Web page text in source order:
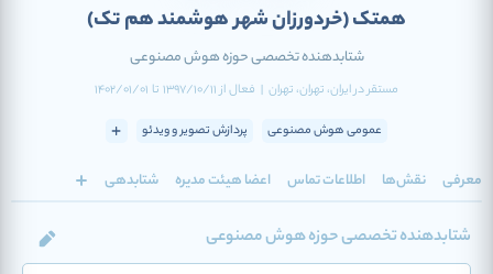
همتک(خردورزان شهر هوشمند هم تک)
شتابدهنده تخصصی حوزه هوش مصنوعی
مستقر درایران، تهران، تهران | فعالاز 1397/10/11 تا 1402/01/01
عمومی هوش مصنوعی پردازش تصویر و ویدئو
معرفی نقش‌ها اطلاعات تماس اعضا هیئت مدیره شتابدهی
شتابدهنده تخصصی حوزه هوش مصنوعی